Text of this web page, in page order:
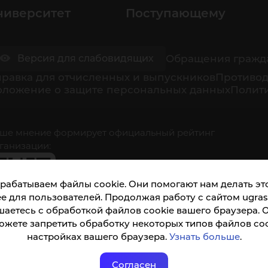
файлы cookie. Они помогают нам делать
для пользователей. Продолжая работу с сайтом
с обработкой файлов cookie вашего браузера.
запретить обработку некоторых типов файлов
настройках вашего браузера. Узнать больше.
Согласен
Поступающему
мнение формирует официальный рейтинг
доступна по QR-коду, а так же по прямой